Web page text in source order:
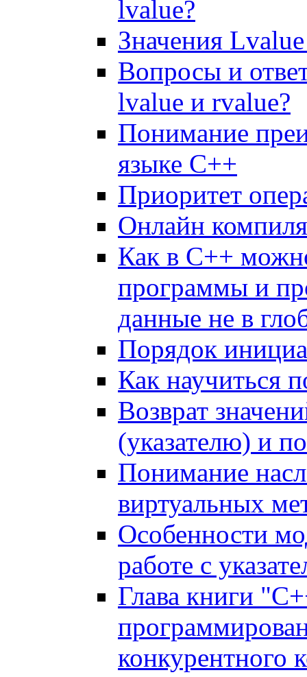
lvalue?
Значения
Вопросы и
lvalue и rvalue?
Понимание
языке C++
Приоритет
Онлайн
Как в C++
программы и
данные не в
Порядок
Как научиться
Возврат
(указателю) и
Понимание
виртуальных
Особенности
работе с
Глава книги
конкурентного